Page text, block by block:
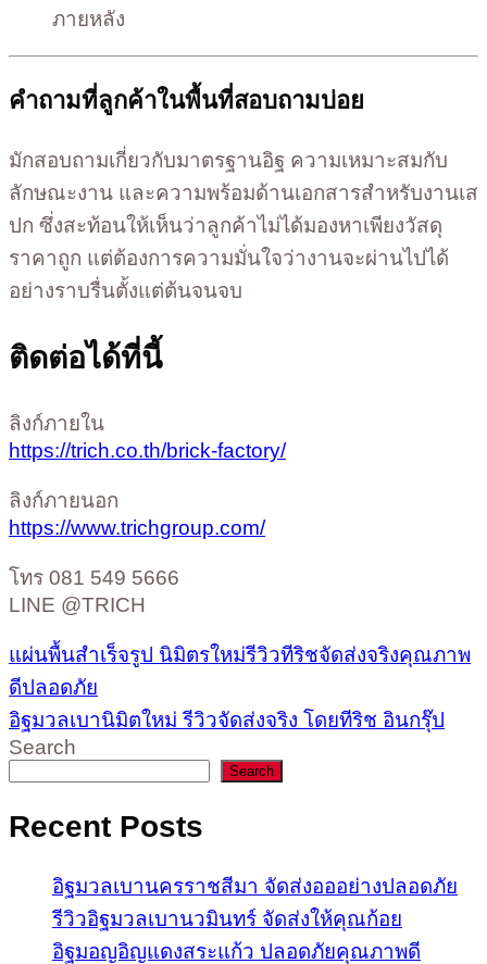
ภายหลัง
คำถามที่ลูกค้าในพื้นที่สอบถามบ่อย
มักสอบถามเกี่ยวกับมาตรฐานอิฐ ความเหมาะสมกับ
ลักษณะงาน และความพร้อมด้านเอกสารสำหรับงานเส
ปก ซึ่งสะท้อนให้เห็นว่าลูกค้าไม่ได้มองหาเพียงวัสดุ
ราคาถูก แต่ต้องการความมั่นใจว่างานจะผ่านไปได้
อย่างราบรื่นตั้งแต่ต้นจนจบ
ติดต่อได้ที่นี้
ลิงก์ภายใน
https://trich.co.th/brick-factory/
ลิงก์ภายนอก
https://www.trichgroup.com/
โทร 081 549 5666
LINE @TRICH
แผ่นพื้นสำเร็จรูป นิมิตรใหม่รีวิวทีริชจัดส่งจริงคุณภาพ
ดีปลอดภัย
อิฐมวลเบานิมิตใหม่ รีวิวจัดส่งจริง โดยทีริช อินกรุ๊ป
Search
Search
Recent Posts
อิฐมวลเบานครราชสีมา จัดส่งอออย่างปลอดภัย
รีวิวอิฐมวลเบานวมินทร์ จัดส่งให้คุณก้อย
อิฐมอญอิญแดงสระแก้ว ปลอดภัยคุณภาพดี